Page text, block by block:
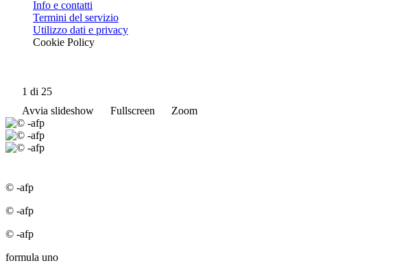
Info e contatti
Termini del servizio
Utilizzo dati e privacy
Cookie Policy
1 di 25
Avvia slideshow
Fullscreen Zoom
© -afp
© -afp
© -afp
formula uno